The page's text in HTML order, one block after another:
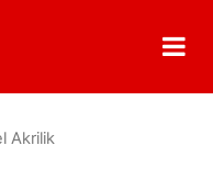
Akrilik